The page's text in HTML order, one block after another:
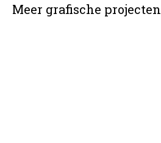
Meer grafische projecten